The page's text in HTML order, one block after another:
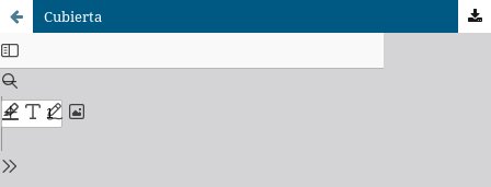
Cubierta